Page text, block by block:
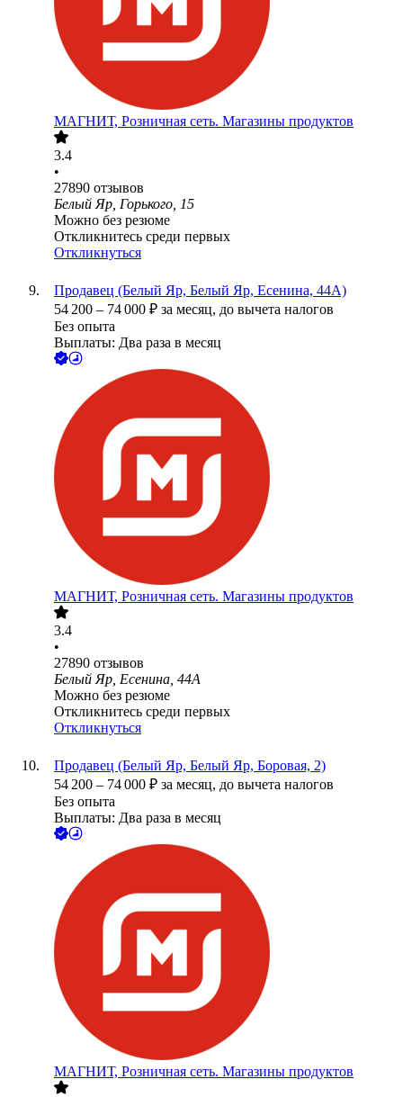
МАГНИТ, Розничная сеть. Магазины продуктов
3.4
•
27890 отзывов
Белый Яр, Горького, 15
Можно без резюме
Откликнитесь среди первых
Откликнуться
Продавец (Белый Яр, Белый Яр, Есенина, 44А)
54 200 – 74 000 ₽ за месяц, до вычета налогов
Без опыта
Выплаты: Два раза в месяц
МАГНИТ, Розничная сеть. Магазины продуктов
3.4
•
27890 отзывов
Белый Яр, Есенина, 44А
Можно без резюме
Откликнитесь среди первых
Откликнуться
Продавец (Белый Яр, Белый Яр, Боровая, 2)
54 200 – 74 000 ₽ за месяц, до вычета налогов
Без опыта
Выплаты: Два раза в месяц
МАГНИТ, Розничная сеть. Магазины продуктов